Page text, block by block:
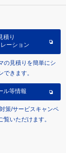
積り
ーション
の見積りを簡単にシ
できます。
ル等情報
策/サービスキャンペ
覧いただけます。